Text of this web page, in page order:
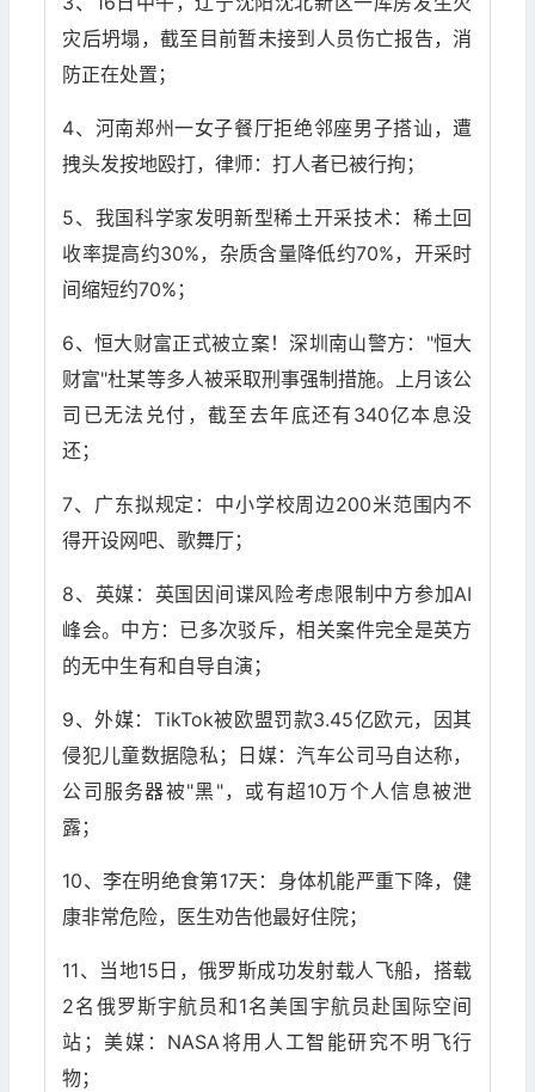
灾后坍塌，截至目前暂未接到人员伤亡报告，消
防正在处置；
4、河南郑州一女子餐厅拒绝邻座男子搭讪，遭
拽头发按地殴打，律师：打人者已被行拘；
5、我国科学家发明新型稀土开采技术：稀土回
收率提高约30%，杂质含量降低约70%，开采时
间缩短约70%；
6、恒大财富正式被立案！深圳南山警方："恒大
财富"杜某等多人被采取刑事强制措施。上月该公
司已无法兑付，截至去年底还有340亿本息没
还；
7、广东拟规定：中小学校周边200米范围内不
得开设网吧、歌舞厅；
8、英媒：英国因间谍风险考虑限制中方参加AI
峰会。中方：已多次驳斥，相关案件完全是英方
的无中生有和自导自演；
9、外媒：TikTok被欧盟罚款3.45亿欧元，因其
侵犯儿童数据隐私；日媒：汽车公司马自达称，
公司服务器被"黑"，或有超10万个人信息被泄
露；
10、李在明绝食第17天：身体机能严重下降，健
康非常危险，医生劝告他最好住院；
11、当地15日，俄罗斯成功发射载人飞船，搭载
2名俄罗斯宇航员和1名美国宇航员赴国际空间
站；美媒：NASA将用人工智能研究不明飞行
物；